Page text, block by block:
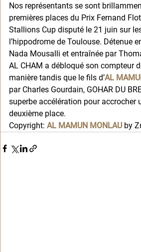
Nos représentants se sont
premières places du Prix Fernand
Stallions Cup disputé le 21 juin sur
l’hippodrome de Toulouse. Détenue
Nada Mousalli et entraînée par
AL CHAM a débloqué son compteur
manière tandis que le fils d’AL
par Charles Gourdain, GOHAR DU
superbe accélération pour accrocher
deuxième place.
Copyright: AL MAMUN MONLAU by